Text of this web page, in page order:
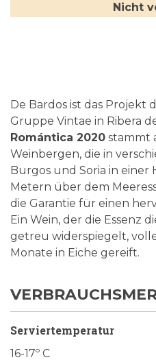
Nicht
De Bardos ist das Projekt
Gruppe Vintae in Ribera
Romántica 2020 stammt
Weinbergen, die in
Burgos und Soria in einer
Metern über dem
die Garantie für einen
Ein Wein, der die Essenz
getreu widerspiegelt,
Monate in Eiche gereift.
Serviertemperatur
16-17º C